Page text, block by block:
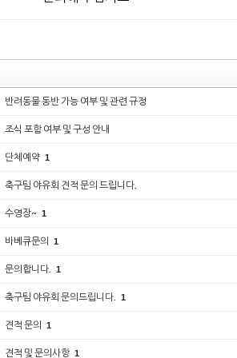
반려동물 동반 가능 여부 및 관련 규정
조식 포함 여부 및 구성 안내
단체예약 1
축구팀 야유회 견적 문의 드립니다.
수영장~ 1
바베큐문의 1
문의합니다. 1
축구팀 야유회 문의드립니다. 1
견적 문의 1
견적 및 문의사항 1